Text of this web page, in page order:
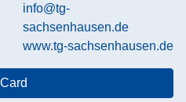
info@tg-
sachsenhausen.de
www.tg-sachsenhausen.de